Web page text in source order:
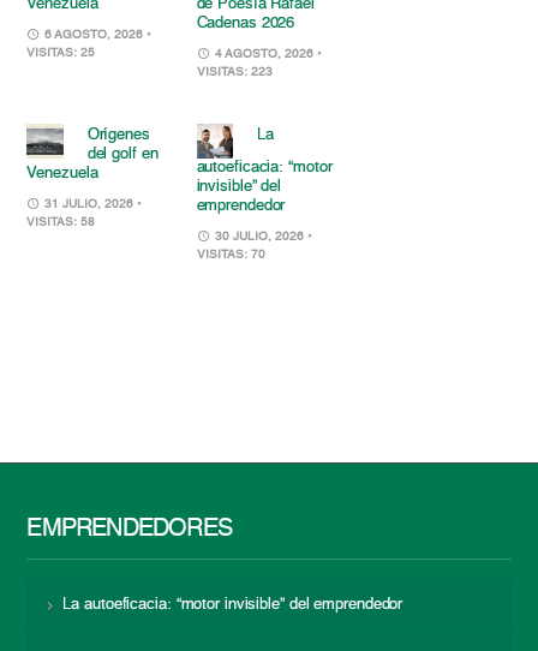
Venezuela
6 AGOSTO, 2026 •
VISITAS: 25
de Poesía Rafael
Cadenas 2026
4 AGOSTO, 2026 •
VISITAS: 223
Orígenes
del golf en
Venezuela
31 JULIO, 2026 •
VISITAS: 58
La
autoeficacia: “motor
invisible” del
emprendedor
30 JULIO, 2026 •
VISITAS: 70
EMPRENDEDORES
La autoeficacia: “motor invisible” del emprendedor